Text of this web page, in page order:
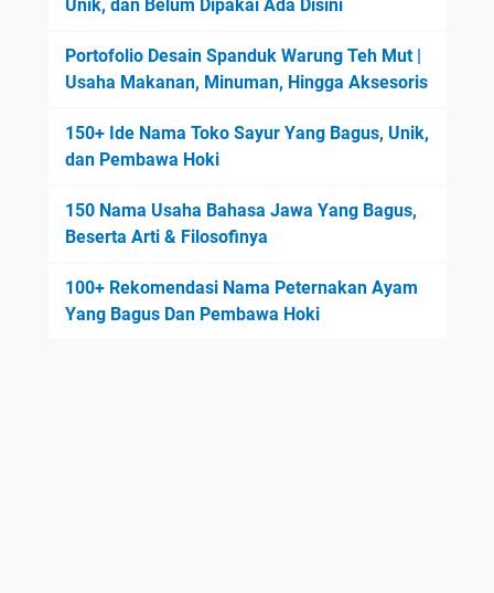
Unik, dan Belum Dipakai Ada Disini
Portofolio Desain Spanduk Warung Teh Mut |
Usaha Makanan, Minuman, Hingga Aksesoris
150+ Ide Nama Toko Sayur Yang Bagus, Unik,
dan Pembawa Hoki
150 Nama Usaha Bahasa Jawa Yang Bagus,
Beserta Arti & Filosofinya
100+ Rekomendasi Nama Peternakan Ayam
Yang Bagus Dan Pembawa Hoki